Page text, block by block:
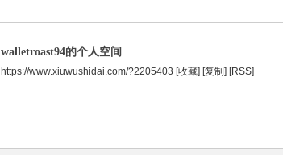
walletroast94的个人空间
https://www.xiuwushidai.com/?2205403 [收藏] [复制] [RSS]